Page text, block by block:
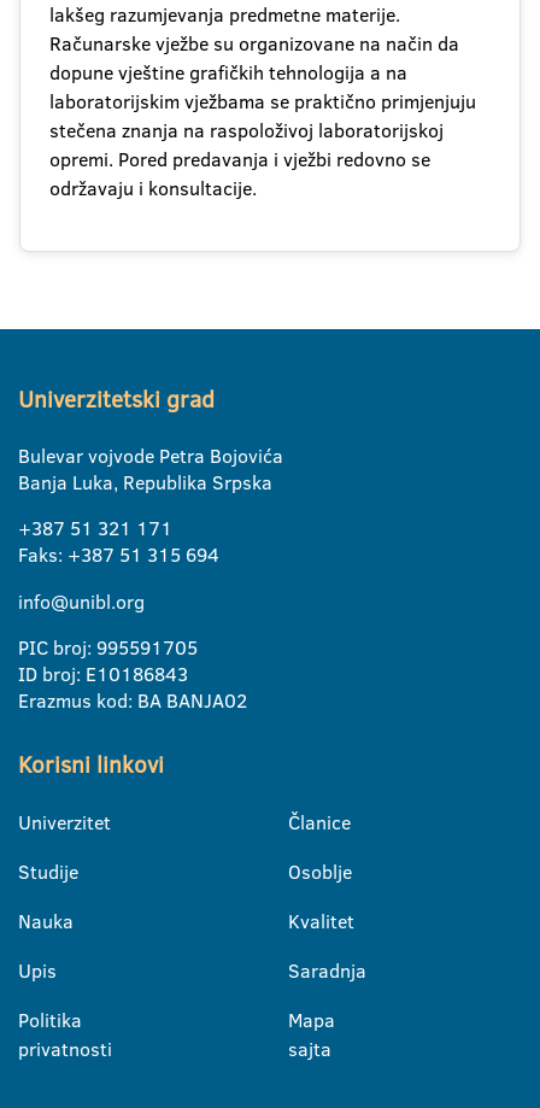
lakšeg razumjevanja predmetne materije.
Računarske vježbe su organizovane na način da
dopune vještine grafičkih tehnologija a na
laboratorijskim vježbama se praktično primjenjuju
stečena znanja na raspoloživoj laboratorijskoj
opremi. Pored predavanja i vježbi redovno se
održavaju i konsultacije.
Univerzitetski grad
Bulevar vojvode Petra Bojovića
Banja Luka, Republika Srpska
+387 51 321 171
Faks: +387 51 315 694
info@unibl.org
PIC broj: 995591705
ID broj: E10186843
Erazmus kod: BA BANJA02
Korisni linkovi
Univerzitet
Studije
Nauka
Upis
Politika
privatnosti
Članice
Osoblje
Kvalitet
Saradnja
Mapa
sajta